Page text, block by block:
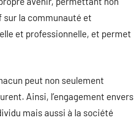
sur la communauté et
et professionnelle, et permet
peut non seulement
Ainsi, l’engagement envers
mais aussi à la société